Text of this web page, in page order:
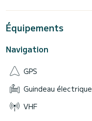
Équipements
Navigation
GPS
Guindeau électrique
VHF